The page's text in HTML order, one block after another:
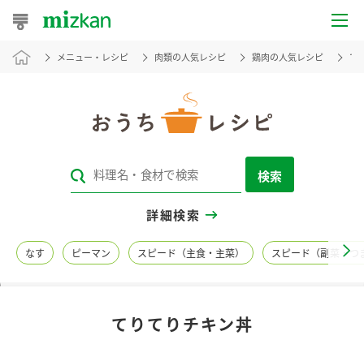
おうちレシピ
レシピカテゴリ一覧
レシピ名特集
メニュー・レシピ 肉類の人気レシピ 鶏肉の人気レシピ て
検索
詳細検索
なす ピーマン スピード（主食・主菜） スピード（副菜・つ
てりてりチキン丼